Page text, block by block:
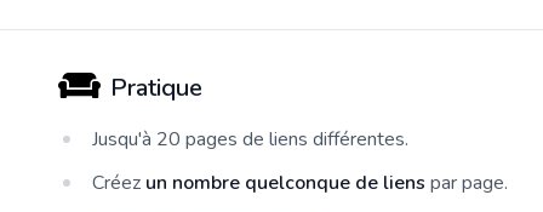
Pratique
Jusqu'à 20 pages de liens différentes.
Créez un nombre quelconque de liens par page.